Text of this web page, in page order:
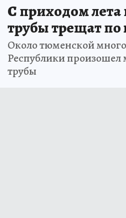
С приходом
трубы трещат
Около тюменской
Республики
трубы